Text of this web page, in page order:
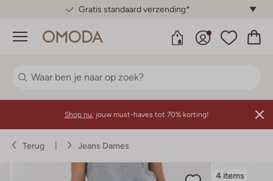
Gratis standaard verzending*
Menu
Shop nu: jouw must-haves tot 70% korting!
Terug Jeans Dames
4 items